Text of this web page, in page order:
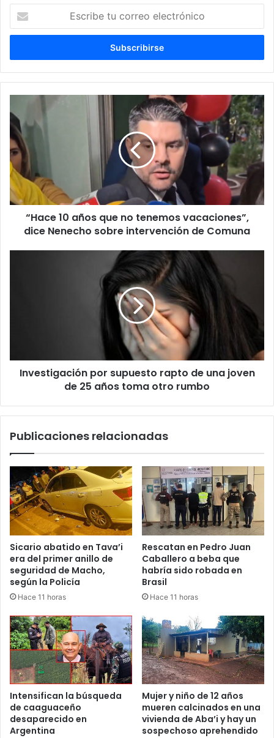
c
i
b
u
c
o
r
r
e
o
e
“Hace 10 años que no tenemos vacaciones”,
dice Nenecho sobre intervención de Comuna
Investigación por supuesto rapto de una joven
de 25 años toma otro rumbo
Publicaciones relacionadas
Sicario abatido en Tava’i
era del primer anillo de
seguridad de Macho,
según la Policía
Hace 11 horas
Rescatan en Pedro Juan
Caballero a beba que
habría sido robada en
Brasil
Hace 11 horas
Intensifican la búsqueda
de caaguaceño
desaparecido en
Argentina
Mujer y niño de 12 años
mueren calcinados en una
vivienda de Aba’i y hay un
sospechoso aprehendido